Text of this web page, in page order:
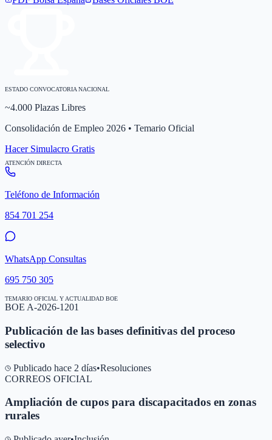
ESTADO CONVOCATORIA NACIONAL
~4.000 Plazas Libres
Consolidación de Empleo 2026 • Temario Oficial
Hacer Simulacro Gratis
ATENCIÓN DIRECTA
Teléfono de Información
854 701 254
WhatsApp Consultas
695 750 305
TEMARIO OFICIAL Y ACTUALIDAD BOE
BOE A-2026-1201
Publicación de las bases definitivas del proceso
selectivo
Publicado hace 2 días•Resoluciones
CORREOS OFICIAL
Ampliación de cupos para discapacitados en zonas
rurales